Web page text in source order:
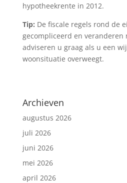
hypotheekrente in 2012.
Tip: De fiscale regels rond de
gecompliceerd en veranderen
adviseren u graag als u een
woonsituatie overweegt.
Archieven
augustus 2026
juli 2026
juni 2026
mei 2026
april 2026